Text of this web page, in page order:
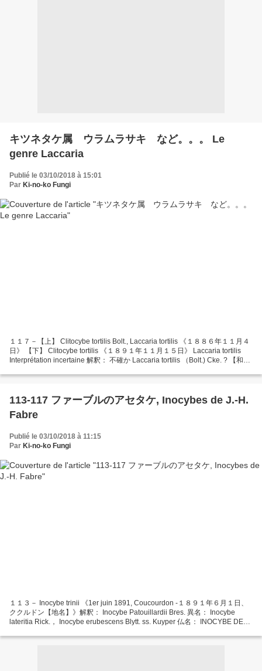
キツネタケ属 ウラムラサキ など。。。 Le
genre Laccaria
Publié le 03/10/2018 à 15:01
Par Ki-no-ko Fungi
１１７－【上】 Clitocybe tortilis Bolt., Laccaria tortilis 《１８８６年１１月４
日》 【下】 Clitocybe tortilis 《１８９１年１１月１５日》 Laccaria tortilis
Interprétation incertaine 解釈： 不確か Laccaria tortilis （Bolt.) Cke. ? 【和
douteuse....
113-117 ファーブルのアセタケ, Inocybes de J.-H.
Fabre
Publié le 03/10/2018 à 11:15
Par Ki-no-ko Fungi
１１３－ Inocybe trinii 《1er juin 1891, Coucourdon -１８９１年６月１日、
ククルドン【地名】》解釈： Inocybe Patouillardii Bres. 異名： Inocybe
lateritia Rick.， Inocybe erubescens Blytt. ss. Kuyper 仏名： INOCYBE DE
属】 L'inocybe de Patouillard...